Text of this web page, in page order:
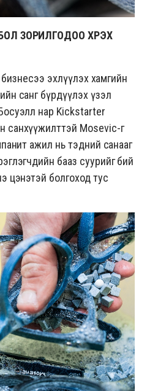
ЗОРИЛГОДОО ХҮРЭХ
бизнесээ эхлүүлэх хамгийн
санг бүрдүүлэх үзэл
нар Kickstarter
санхүүжилттэй Mosevic-г
ажил нь тэдний санааг
бааз суурийг бий
цэнэтэй болгоход тус